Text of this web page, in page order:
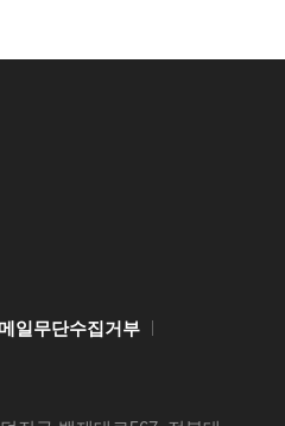
일무단수집거부